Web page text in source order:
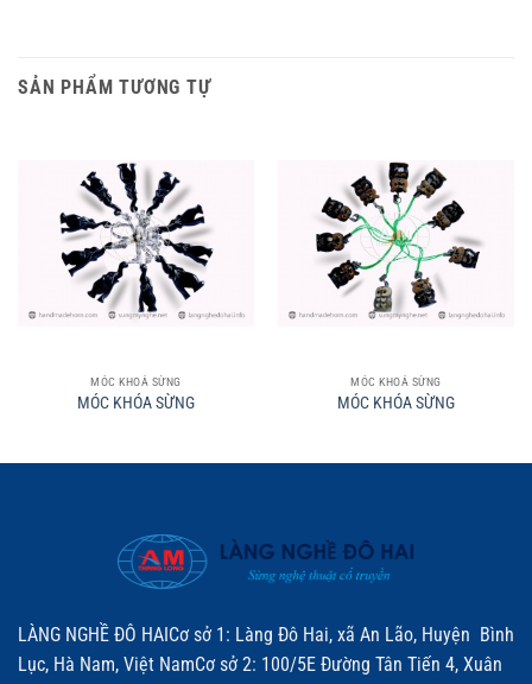
SẢN PHẨM TƯƠNG TỰ
MÓC KHOÁ SỪNG
MÓC KHÓA SỪNG
MÓC KHOÁ SỪNG
MÓC KHÓA SỪNG
LÀNG NGHỀ ĐÔ HAICơ sở 1: Làng Đô Hai, xã An Lão, Huyện Bình
Lục, Hà Nam, Việt NamCơ sở 2: 100/5E Đường Tân Tiến 4, Xuân